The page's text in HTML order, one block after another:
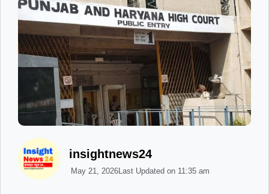
insightnews24
May 21, 2026Last Updated on 11:35 am